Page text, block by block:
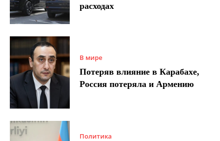
расходах
В мире
Потеряв влияние в Карабахе,
Россия потеряла и Армению
Политика